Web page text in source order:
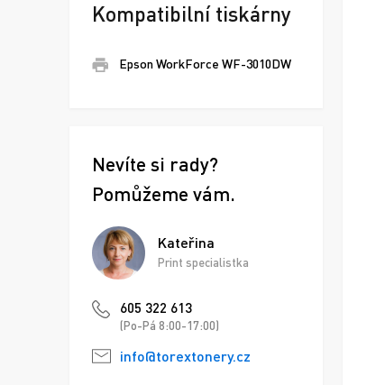
Kompatibilní tiskárny
Epson WorkForce WF-3010DW
Nevíte si rady?
Pomůžeme vám.
Kateřina
Print specialistka
605 322 613
(Po-Pá 8:00-17:00)
info@torextonery.cz